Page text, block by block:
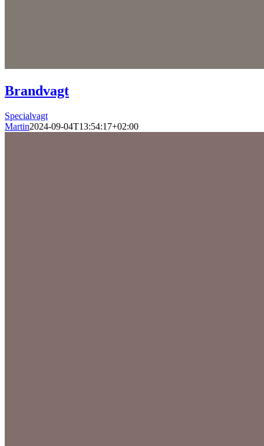
Brandvagt
Specialvagt
Martin2024-09-04T13:54:17+02:00